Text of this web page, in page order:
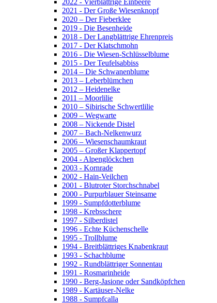
2022 - Vierblättrige Einbeere
2021 - Der Große Wiesenknopf
2020 – Der Fieberklee
2019 - Die Besenheide
2018 - Der Langblättrige Ehrenpreis
2017 - Der Klatschmohn
2016 - Die Wiesen-Schlüsselblume
2015 - Der Teufelsabbiss
2014 – Die Schwanenblume
2013 – Leberblümchen
2012 – Heidenelke
2011 – Moorlilie
2010 – Sibirische Schwertlilie
2009 – Wegwarte
2008 – Nickende Distel
2007 – Bach-Nelkenwurz
2006 – Wiesenschaumkraut
2005 – Großer Klappertopf
2004 - Alpenglöckchen
2003 - Kornrade
2002 - Hain-Veilchen
2001 - Blutroter Storchschnabel
2000 - Purpurblauer Steinsame
1999 - Sumpfdotterblume
1998 - Krebsschere
1997 - Silberdistel
1996 - Echte Küchenschelle
1995 - Trollblume
1994 - Breitblättriges Knabenkraut
1993 - Schachblume
1992 - Rundblättriger Sonnentau
1991 - Rosmarinheide
1990 - Berg-Jasione oder Sandköpfchen
1989 - Kartäuser-Nelke
1988 - Sumpfcalla